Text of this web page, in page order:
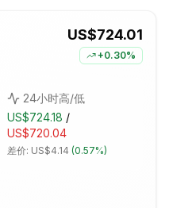
US$724.01
+0.30%
24小时高/低
US$724.18 /
US$720.04
差价: US$4.14 (0.57%)